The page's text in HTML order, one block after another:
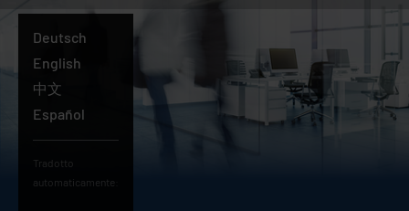
Deutsch
English
中文
Español
Tradotto
automaticamente:
cercando?